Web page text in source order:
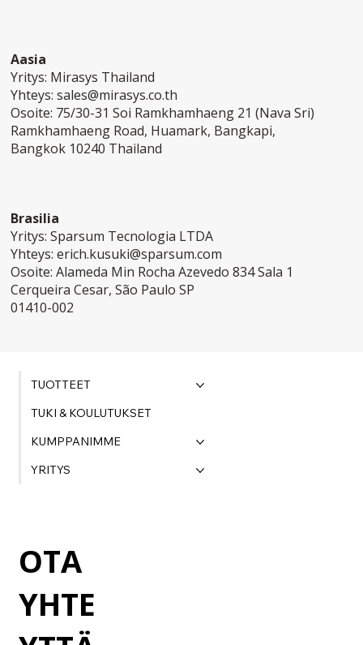
Aasia
Yritys: Mirasys Thailand
Yhteys:sales@mirasys.co.th
Osoite: 75/30-31 Soi Ramkhamhaeng 21 (Nava Sri)
Ramkhamhaeng Road, Huamark, Bangkapi,
Bangkok 10240 Thailand
Brasilia
Yritys: Sparsum Tecnologia LTDA
Yhteys:erich.kusuki@sparsum.com
Osoite: Alameda Min Rocha Azevedo 834 Sala 1
Cerqueira Cesar, São Paulo SP
01410-002
TUOTTEET
TUKI & KOULUTUKSET
KUMPPANIMME
YRITYS
OTA
YHTE